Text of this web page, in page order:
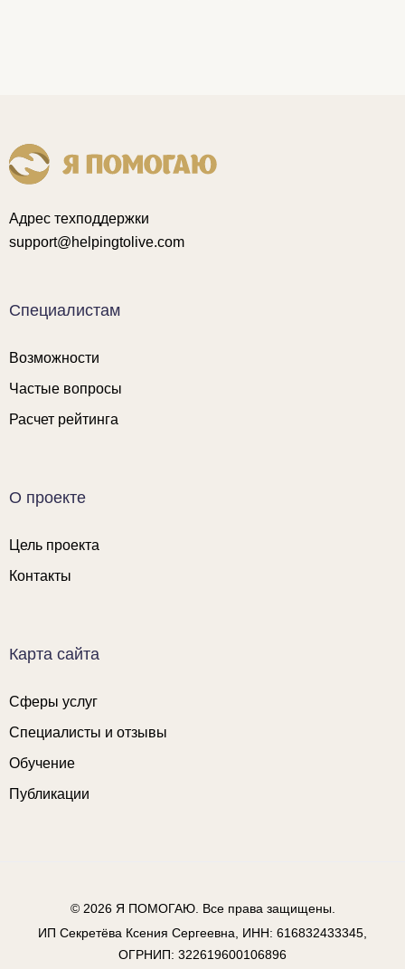
Адрес техподдержки
support@helpingtolive.com
Специалистам
Возможности
Частые вопросы
Расчет рейтинга
О проекте
Цель проекта
Контакты
Карта сайта
Сферы услуг
Специалисты и отзывы
Обучение
Публикации
© 2026 Я ПОМОГАЮ. Все права защищены.
ИП Секретёва Ксения Сергеевна, ИНН: 616832433345,
ОГРНИП: 322619600106896